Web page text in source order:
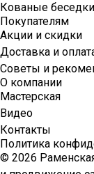
Кованые беседки
Покупателям
Акции и скидки
Доставка и
Советы и
О компании
Мастерская
Видео
Контакты
Политика
© 2026